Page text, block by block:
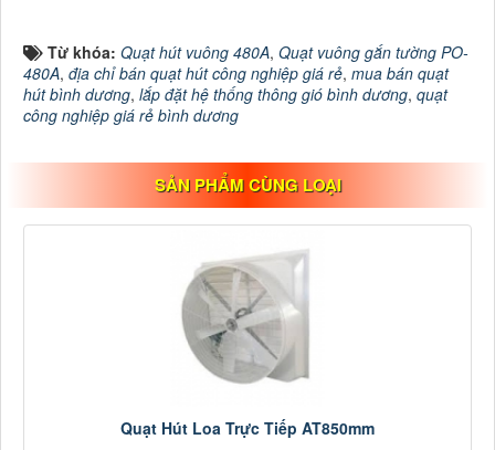
Từ khóa: Quạt hút vuông 480A, Quạt vuông gắn tường PO-
480A, địa chỉ bán quạt hút công nghiệp giá rẻ, mua bán quạt
hút bình dương, lắp đặt hệ thống thông gió bình dương, quạt
công nghiệp giá rẻ bình dương
SẢN PHẨM CÙNG LOẠI
Quạt Hút Loa Trực Tiếp AT850mm